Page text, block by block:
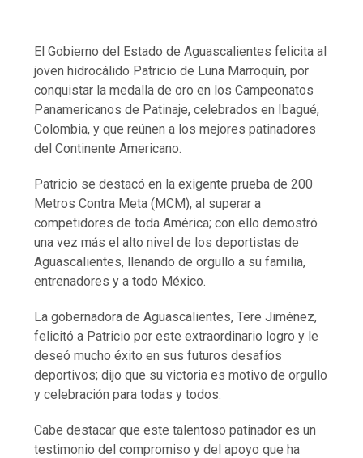
El Gobierno del Estado de Aguascalientes felicita al
joven hidrocálido Patricio de Luna Marroquín, por
conquistar la medalla de oro en los Campeonatos
Panamericanos de Patinaje, celebrados en Ibagué,
Colombia, y que reúnen a los mejores patinadores
del Continente Americano.
Patricio se destacó en la exigente prueba de 200
Metros Contra Meta (MCM), al superar a
competidores de toda América; con ello demostró
una vez más el alto nivel de los deportistas de
Aguascalientes, llenando de orgullo a su familia,
entrenadores y a todo México.
La gobernadora de Aguascalientes, Tere Jiménez,
felicitó a Patricio por este extraordinario logro y le
deseó mucho éxito en sus futuros desafíos
deportivos; dijo que su victoria es motivo de orgullo
y celebración para todas y todos.
Cabe destacar que este talentoso patinador es un
testimonio del compromiso y del apoyo que ha